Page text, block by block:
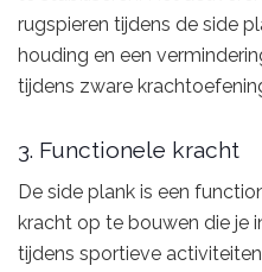
rugspieren tijdens de side
houding en een
tijdens zware
3. Functionele kracht
De side plank is een
kracht op te bouwen die je
tijdens sportieve